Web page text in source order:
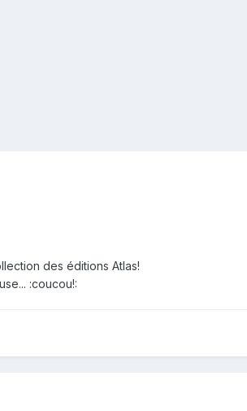
des éditions Atlas!
:coucou!: